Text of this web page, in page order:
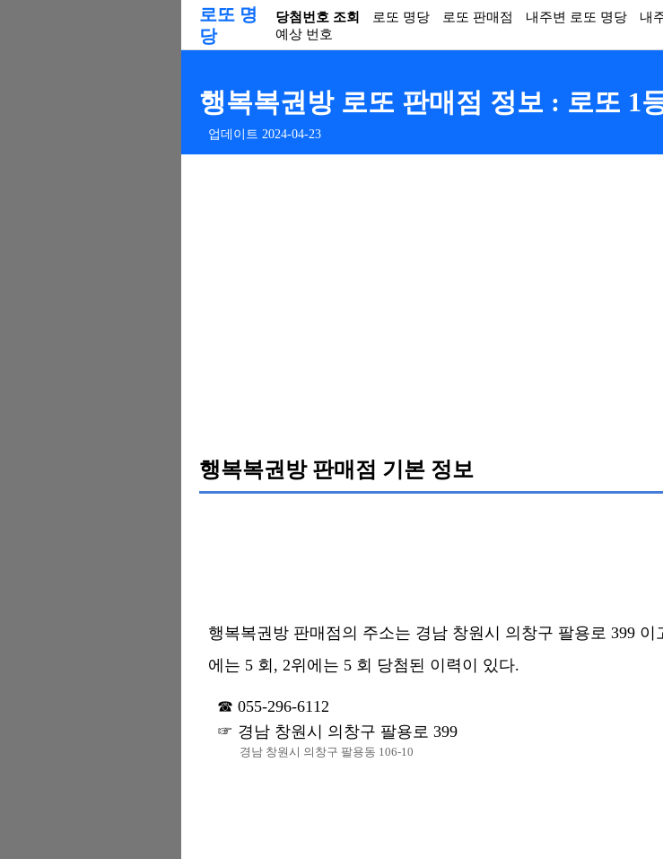
로또 명
당
당첨번호 조회 로또 명당 로또 판매점 내주변 로또 명당 내
예상 번호
행복복권방 로또 판매점 정보 : 로또 1
업데이트 2024-04-23
행복복권방 판매점 기본 정보
행복복권방 판매점의 주소는 경남 창원시 의창구 팔용로 399 이
에는 5 회, 2위에는 5 회 당첨된 이력이 있다.
055-296-6112
경남 창원시 의창구 팔용로 399
경남 창원시 의창구 팔용동 106-10